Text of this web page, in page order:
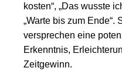
kosten“, „Das wusste
„Warte bis zum Ende“.
versprechen eine
Erkenntnis,
Zeitgewinn.